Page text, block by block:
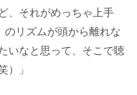
、それがめっちゃ上手
のリズムが頭から離れな
いなと思って、そこで聴
）」